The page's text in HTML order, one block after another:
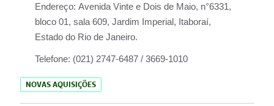
Endereço: Avenida Vinte e Dois de Maio, n°6331,
bloco 01, sala 609, Jardim Imperial, Itaboraí,
Estado do Rio de Janeiro.
Telefone: (021) 2747-6487 / 3669-1010
NOVAS AQUISIÇÕES